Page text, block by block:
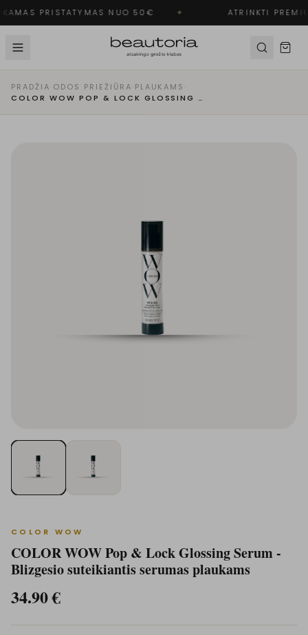
PRISTATYMAS NUO 50€ ✦ ATRINKTI
PRADŽIA·ODOS PRIEŽIŪRA·PLAUKAMS ·
COLOR WOW POP & LOCK GLOSSING SERUM - BLIZGESIO SUTEIKIANTIS SERUMAS PLAUKAMS
COLOR WOW
COLOR WOW Pop & Lock Glossing Serum -
Blizgesio suteikiantis serumas plaukams
34.90€